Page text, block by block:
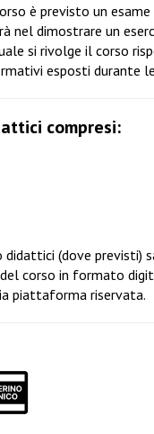
è previsto un
nel dimostrare un
si rivolge il corso
esposti durante
compresi:
didattici (dove previsti)
corso in formato
piattaforma riservata.